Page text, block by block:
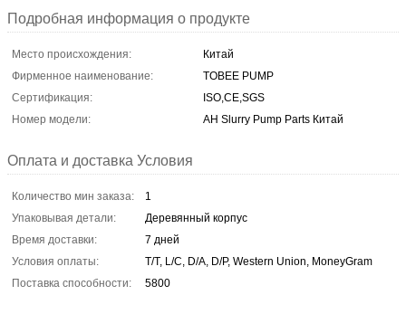
Подробная информация о продукте
Место происхождения:
Китай
Фирменное наименование:
TOBEE PUMP
Сертификация:
ISO,CE,SGS
Номер модели:
AH Slurry Pump Parts Китай
Оплата и доставка Условия
Количество мин заказа:
1
Упаковывая детали:
Деревянный корпус
Время доставки:
7 дней
Условия оплаты:
T/T, L/C, D/A, D/P, Western Union, MoneyGram
Поставка способности:
5800